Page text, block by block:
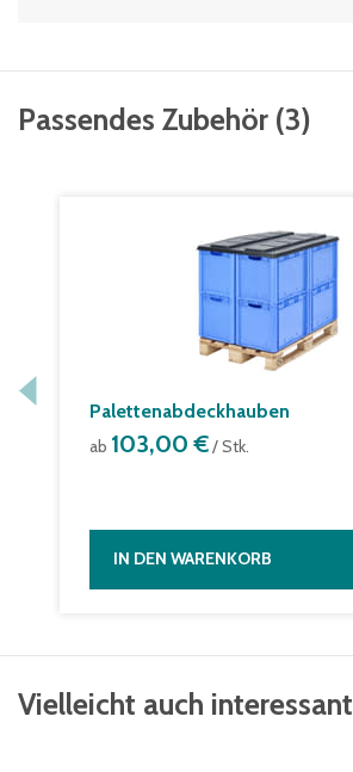
Passendes Zubehör (3)
Palettenabdeckhauben
ab 103,00 €/ Stk.
IN DEN WARENKORB
Vielleicht auch interessant